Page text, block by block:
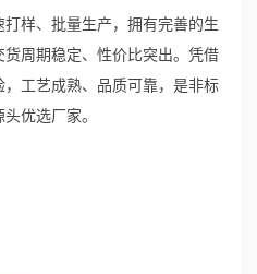
样、批量生产，拥有完善的生
周期稳定、性价比突出。凭借
工艺成熟、品质可靠，是非标
优选厂家。